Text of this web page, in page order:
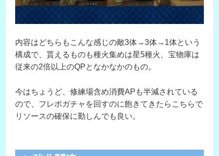
内容はどちらもこんな感じの敵3体→3体→1体という
構成で、貰えるものも種火集めは星5種火、宝物庫は
従来の2倍以上のQPとなかなかのもの。
今はちょうど、修練場含め消費APも半減されている
ので、フレポガチャを回すのに飽きてきたらこちらで
リソースの確保に勤しんでも良い。